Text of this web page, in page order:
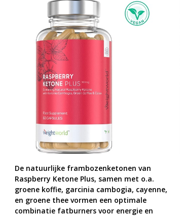
KOOP PRODUCT
De natuurlijke frambozenketonen van
Raspberry Ketone Plus, samen met o.a.
groene koffie, garcinia cambogia, cayenne,
en groene thee vormen een optimale
combinatie fatburners voor energie en